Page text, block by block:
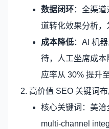
数据闭环：全渠
道转化效果分析，
成本降低：AI 机
待，人工坐席成本
应率从 30% 提升
2. 高价值 SEO 关键词
核心关键词：美
multi-channel